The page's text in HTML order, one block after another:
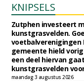
KNIPSELS
Zutphen investeert
kunstgrasvelden.
voetbalverenigingen
gemeente hield
een deel hiervan
kunstgrasvelden
maandag 3 augustus 2026